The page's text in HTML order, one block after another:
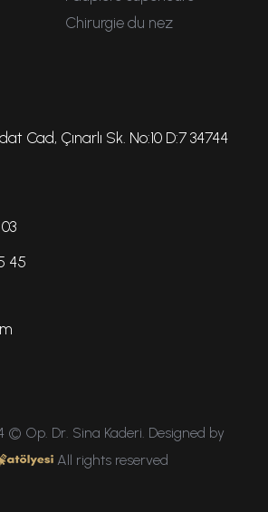
Chirurgie du nez
Cad, Çınarlı Sk. No:10 D:7 34744
45
© Op. Dr. Sina Kaderi. Designed by
All rights reserved